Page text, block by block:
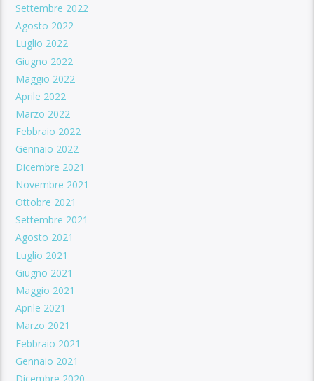
Settembre 2022
Agosto 2022
Luglio 2022
Giugno 2022
Maggio 2022
Aprile 2022
Marzo 2022
Febbraio 2022
Gennaio 2022
Dicembre 2021
Novembre 2021
Ottobre 2021
Settembre 2021
Agosto 2021
Luglio 2021
Giugno 2021
Maggio 2021
Aprile 2021
Marzo 2021
Febbraio 2021
Gennaio 2021